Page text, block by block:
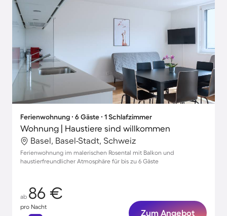
Ferienwohnung ∙ 6 Gäste ∙ 1 Schlafzimmer
Wohnung | Haustiere sind willkommen
Basel, Basel-Stadt, Schweiz
Ferienwohnung im malerischen Rosental mit Balkon und
haustierfreundlicher Atmosphäre für bis zu 6 Gäste
ab 86 €
pro Nacht
Zum Angebot